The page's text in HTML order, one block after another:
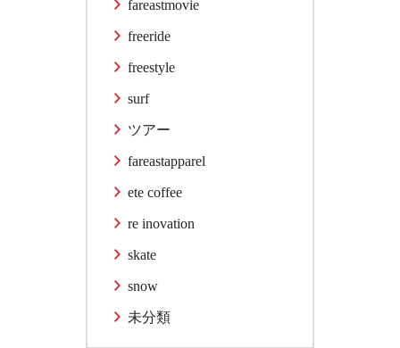
fareastmovie
freeride
freestyle
surf
ツアー
fareastapparel
ete coffee
re inovation
skate
snow
未分類